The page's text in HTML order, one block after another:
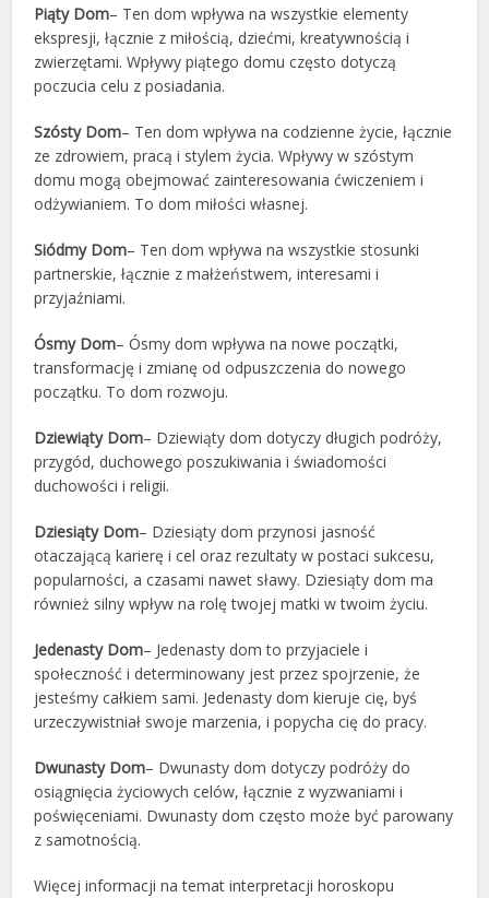
Piąty Dom– Ten dom wpływa na wszystkie elementy
ekspresji, łącznie z miłością, dziećmi, kreatywnością i
zwierzętami. Wpływy piątego domu często dotyczą
poczucia celu z posiadania.
Szósty Dom– Ten dom wpływa na codzienne życie, łącznie
ze zdrowiem, pracą i stylem życia. Wpływy w szóstym
domu mogą obejmować zainteresowania ćwiczeniem i
odżywianiem. To dom miłości własnej.
Siódmy Dom– Ten dom wpływa na wszystkie stosunki
partnerskie, łącznie z małżeństwem, interesami i
przyjaźniami.
Ósmy Dom– Ósmy dom wpływa na nowe początki,
transformację i zmianę od odpuszczenia do nowego
początku. To dom rozwoju.
Dziewiąty Dom– Dziewiąty dom dotyczy długich podróży,
przygód, duchowego poszukiwania i świadomości
duchowości i religii.
Dziesiąty Dom– Dziesiąty dom przynosi jasność
otaczającą karierę i cel oraz rezultaty w postaci sukcesu,
popularności, a czasami nawet sławy. Dziesiąty dom ma
również silny wpływ na rolę twojej matki w twoim życiu.
Jedenasty Dom– Jedenasty dom to przyjaciele i
społeczność i determinowany jest przez spojrzenie, że
jesteśmy całkiem sami. Jedenasty dom kieruje cię, byś
urzeczywistniał swoje marzenia, i popycha cię do pracy.
Dwunasty Dom– Dwunasty dom dotyczy podróży do
osiągnięcia życiowych celów, łącznie z wyzwaniami i
poświęceniami. Dwunasty dom często może być parowany
z samotnością.
Więcej informacji na temat interpretacji horoskopu